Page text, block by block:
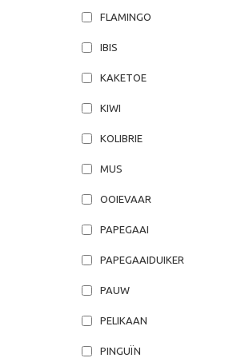
FLAMINGO
IBIS
KAKETOE
KIWI
KOLIBRIE
MUS
OOIEVAAR
PAPEGAAI
PAPEGAAIDUIKER
PAUW
PELIKAAN
PINGUÏN